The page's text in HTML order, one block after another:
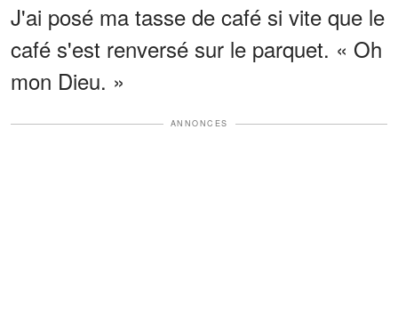
J'ai posé ma tasse de café si vite que le
café s'est renversé sur le parquet. « Oh
mon Dieu. »
ANNONCES